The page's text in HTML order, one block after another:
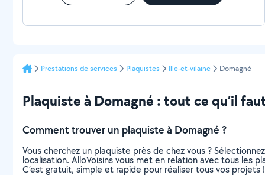
Prestations de services Plaquistes Ille-et-vilaine Domagné
Plaquiste à Domagné : tout ce qu’il
Comment trouver un plaquiste à Domagné ?
Vous cherchez un plaquiste près de chez vous ?
localisation. AlloVoisins vous met en relation avec tous les
C’est gratuit, simple et rapide pour réaliser tous vos projets !